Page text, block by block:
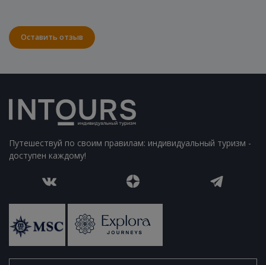
Оставить отзыв
Путешествуй по своим правилам: индивидуальный туризм -
доступен каждому!